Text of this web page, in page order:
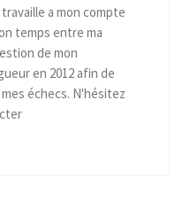
a mon compte
temps entre ma
de mon
en 2012 afin de
échecs. N'hésitez